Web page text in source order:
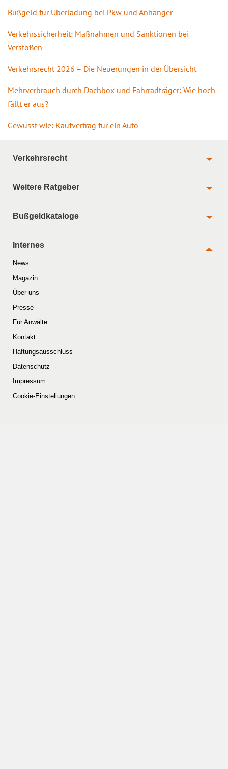
Bußgeld für Überladung bei Pkw und Anhänger
Verkehrssicherheit: Maßnahmen und Sanktionen bei
Verstößen
Verkehrsrecht 2026 – Die Neuerungen in der Übersicht
Mehrverbrauch durch Dachbox und Fahrradträger: Wie hoch
fällt er aus?
Gewusst wie: Kaufvertrag für ein Auto
Verkehrsrecht
Weitere Ratgeber
Bußgeldkataloge
Internes
News
Magazin
Über uns
Presse
Für Anwälte
Kontakt
Haftungsausschluss
Datenschutz
Impressum
Cookie-Einstellungen